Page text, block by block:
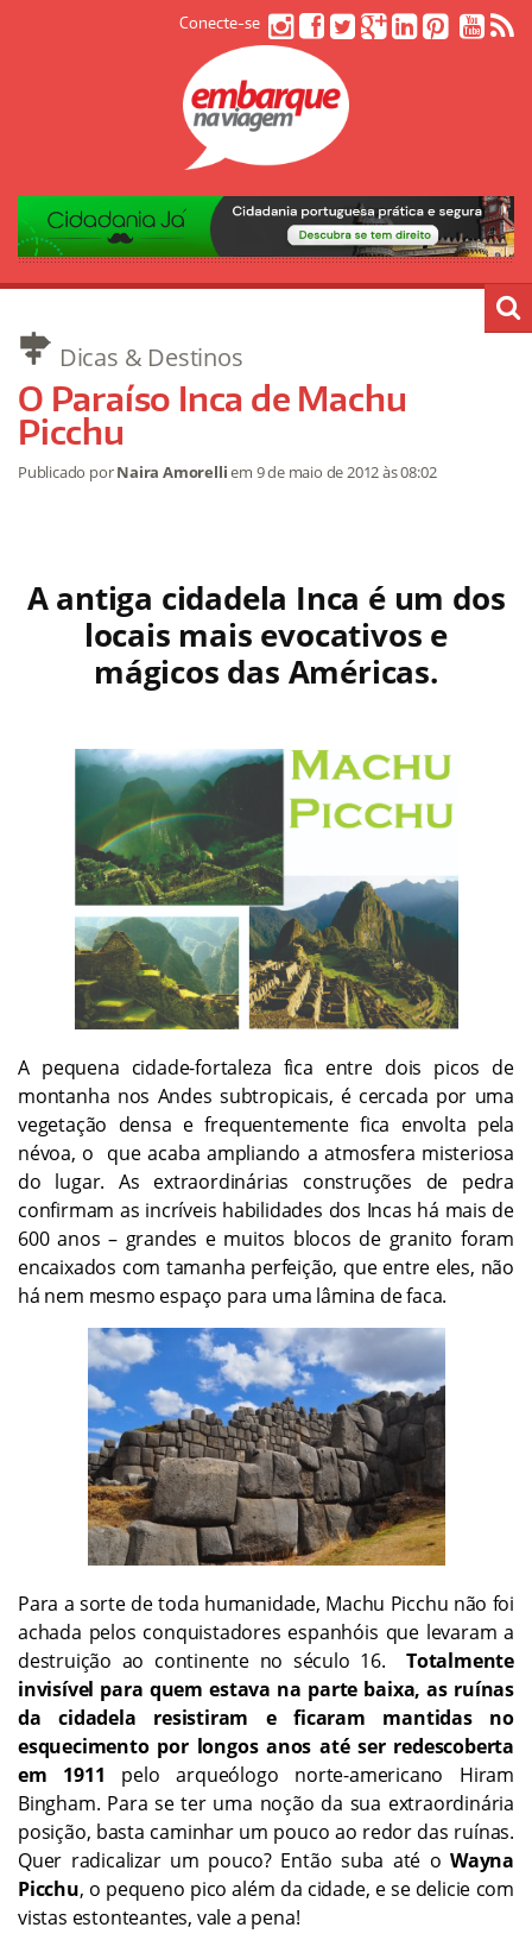
Conecte-se
Dicas & Destinos
O Paraíso Inca de Machu
Picchu
Publicado porNaira Amorelliem 9 de maio de 2012às 08:02
A antiga cidadela Inca é um dos
locais mais evocativos e
mágicos das Américas.
A pequena cidade-fortaleza fica entre dois picos de
montanha nos Andes subtropicais, é cercada por uma
vegetação densa e frequentemente fica envolta pela
névoa, o que acaba ampliando a atmosfera misteriosa
do lugar. As extraordinárias construções de pedra
confirmam as incríveis habilidades dos Incas há mais de
600 anos – grandes e muitos blocos de granito foram
encaixados com tamanha perfeição, que entre eles, não
há nem mesmo espaço para uma lâmina de faca.
Para a sorte de toda humanidade, Machu Picchu não foi
achada pelos conquistadores espanhóis que levaram a
destruição ao continente no século 16. Totalmente
invisível para quem estava na parte baixa, as ruínas
da cidadela resistiram e ficaram mantidas no
esquecimento por longos anos até ser redescoberta
em 1911 pelo arqueólogo norte-americano Hiram
Bingham. Para se ter uma noção da sua extraordinária
posição, basta caminhar um pouco ao redor das ruínas.
Quer radicalizar um pouco? Então suba até o Wayna
Picchu, o pequeno pico além da cidade, e se delicie com
vistas estonteantes, vale a pena!